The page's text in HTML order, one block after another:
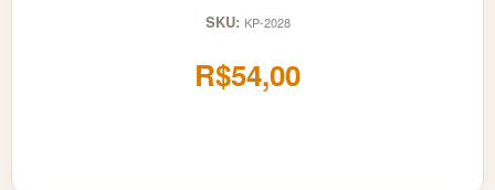
SKU: KP-2028
R$54,00